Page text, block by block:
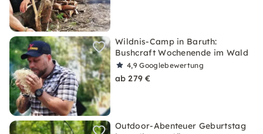
Wildnis-Camp in Baruth:
Bushcraft Wochenende im Wald
4,9Googlebewertung
ab 279 €
Outdoor-Abenteuer Geburtstag